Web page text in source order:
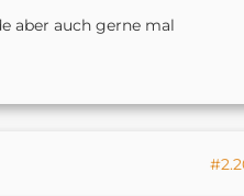
fritz-platform/
aber auch gerne mal